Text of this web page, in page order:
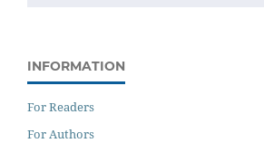
INFORMATION
For Readers
For Authors